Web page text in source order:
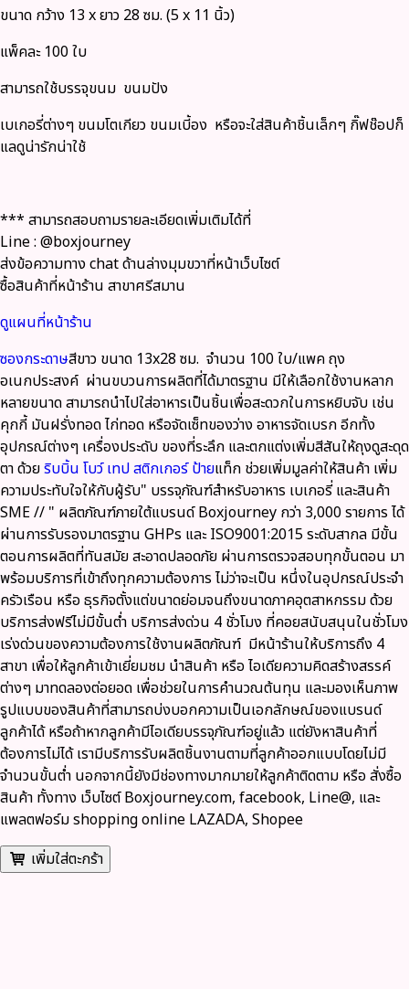
ขนาด กว้าง 13 x ยาว 28 ซม. (5 x 11 นิ้ว)
แพ็คละ 100 ใบ
สามารถใช้บรรจุขนม ขนมปัง
เบเกอรี่ต่างๆ ขนมโตเกียว ขนมเบี้อง หรือจะใส่สินค้าชิ้นเล็กๆ กิ๊ฟช๊อปก็
แลดูน่ารักน่าใช้
*** สามารถสอบถามรายละเอียดเพิ่มเติมได้ที่
Line : @boxjourney
ส่งข้อความทาง chat ด้านล่างมุมขวาที่หน้าเว็บไซต์
ซื้อสินค้าที่หน้าร้าน สาขาศรีสมาน
ดูแผนที่หน้าร้าน
ซองกระดาษสีขาว ขนาด 13x28 ซม. จำนวน 100 ใบ/แพค ถุง
อเนกประสงค์ ผ่านขบวนการผลิตที่ได้มาตรฐาน มีให้เลือกใช้งานหลาก
หลายขนาด สามารถนำไปใส่อาหารเป็นชิ้นเพื่อสะดวกในการหยิบจับ เช่น
คุกกี้ มันฝรั่งทอด ไก่ทอด หรือจัดเซ็ทของว่าง อาหารจัดเบรก อีกทั้ง
อุปกรณ์ต่างๆ เครื่องประดับ ของที่ระลึก และตกแต่งเพิ่มสีสันให้ถุงดูสะดุด
ตา ด้วยริบบิ้น โบว์ เทปสติกเกอร์ ป้ายแท็ก ช่วยเพิ่มมูลค่าให้สินค้า เพิ่ม
ความประทับใจให้กับผู้รับ" บรรจุภัณฑ์สำหรับอาหาร เบเกอรี่ และสินค้า
SME// " ผลิตภัณฑ์ภายใต้แบรนด์ Boxjourney กว่า 3,000 รายการ ได้
ผ่านการรับรองมาตรฐาน GHPs และ ISO9001:2015ระดับสากล มีขั้น
ตอนการผลิตที่ทันสมัย สะอาดปลอดภัย ผ่านการตรวจสอบทุกขั้นตอน มา
พร้อมบริการที่เข้าถึงทุกความต้องการ ไม่ว่าจะเป็น หนึ่งในอุปกรณ์ประจำ
ครัวเรือน หรือ ธุรกิจตั้งแต่ขนาดย่อมจนถึงขนาดภาคอุตสาหกรรม ด้วย
บริการส่งฟรีไม่มีขั้นต่ำ บริการส่งด่วน 4 ชั่วโมง ที่คอยสนับสนุนในชั่วโมง
เร่งด่วนของความต้องการใช้งานผลิตภัณฑ์ มีหน้าร้านให้บริการถึง 4
สาขา เพื่อให้ลูกค้าเข้าเยี่ยมชม นำสินค้า หรือ ไอเดียความคิดสร้างสรรค์
ต่างๆ มาทดลองต่อยอด เพื่อช่วยในการคำนวณต้นทุน และมองเห็นภาพ
รูปแบบของสินค้าที่สามารถบ่งบอกความเป็นเอกลักษณ์ของแบรนด์
ลูกค้าได้ หรือถ้าหากลูกค้ามีไอเดียบรรจุภัณฑ์อยู่แล้ว แต่ยังหาสินค้าที่
ต้องการไม่ได้ เรามีบริการรับผลิตชิ้นงานตามที่ลูกค้าออกแบบโดยไม่มี
จำนวนขั้นต่ำ นอกจากนี้ยังมีช่องทางมากมายให้ลูกค้าติดตาม หรือ สั่งซื้อ
สินค้า ทั้งทาง เว็บไซต์ Boxjourney.com, facebook, Line@, และ
แพลตฟอร์ม shopping online LAZADA, Shopee
เพิ่มใส่ตะกร้า